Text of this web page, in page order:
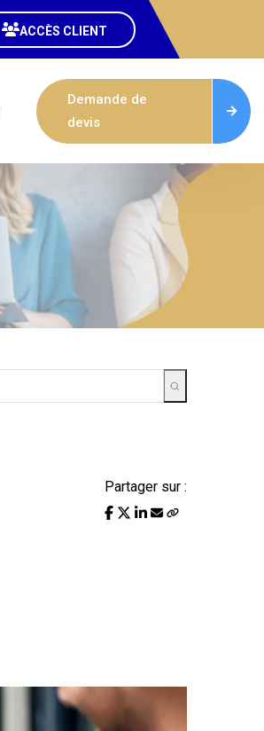
ACCÈS CLIENT
Demande de
devis
Partager sur :